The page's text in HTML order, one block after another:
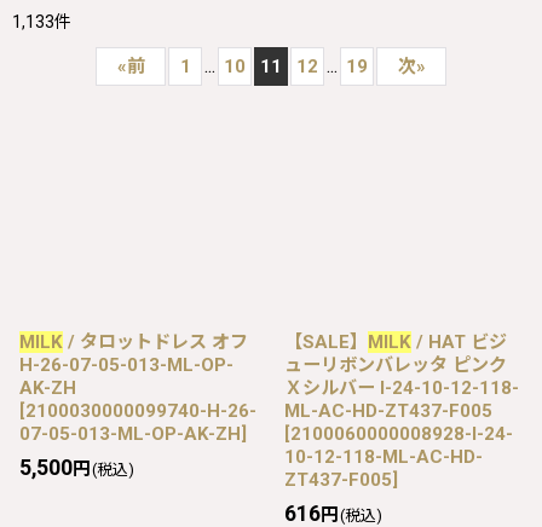
1,133件
«前 1 ... 10 11 12 ... 19 次»
MILK / タロットドレス オフ
H-26-07-05-013-ML-OP-
AK-ZH
[2100030000099740-H-26-
07-05-013-ML-OP-AK-ZH]
5,500円 (税込)
【SALE】 MILK / HAT ビジ
ューリボンバレッタ ピンク
Ｘシルバー I-24-10-12-118-
ML-AC-HD-ZT437-F005
[2100060000008928-I-24-
10-12-118-ML-AC-HD-
ZT437-F005]
616円 (税込)